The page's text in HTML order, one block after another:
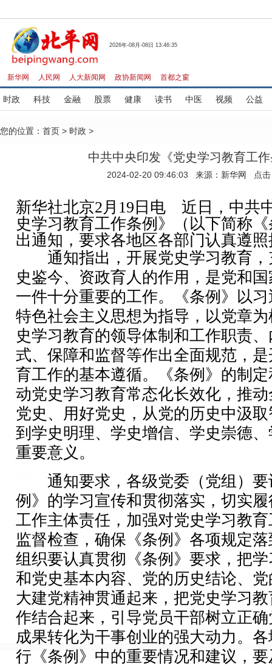
2026年-08月-08日 13:46:35
新华网 人民网 人大新闻网 政协新闻网 首都之窗
时政 科技 金融 股票 健康 读书 中医 视频 公益
您的位置： 首页 > 时政 >
中共中央印发《党史学习教育工
2024-02-20 09:46:03 来源：新华网 点击
新华社北京2月19日电 近日，中共
史学习教育工作条例》（以下简称
出通知，要求各地区各部门认真遵
通知指出，开展党史学习教育，
史鉴今、资政育人的作用，是党和
一件十分重要的工作。《条例》以
特色社会主义思想为指导，以党章
史学习教育的领导体制和工作职责
式、保障和监督等作出全面规范，
育工作的基本遵循。《条例》的制
动党史学习教育常态化长效化，推
党史、用好党史，从党的历史中汲
到学史明理、学史增信、学史崇德
重要意义。
通知要求，各级党委（党组）要
例》的学习宣传和贯彻落实，切实
工作主体责任，加强对党史学习教
监督检查，确保《条例》各项规定
组织要认真贯彻《条例》要求，把
和党史基本内容、党的历史结论、
大建党精神贯通起来，把党史学习
作结合起来，引导党员干部树立正
成果转化为干事创业的强大动力。
行《条例》中的重要情况和建议，